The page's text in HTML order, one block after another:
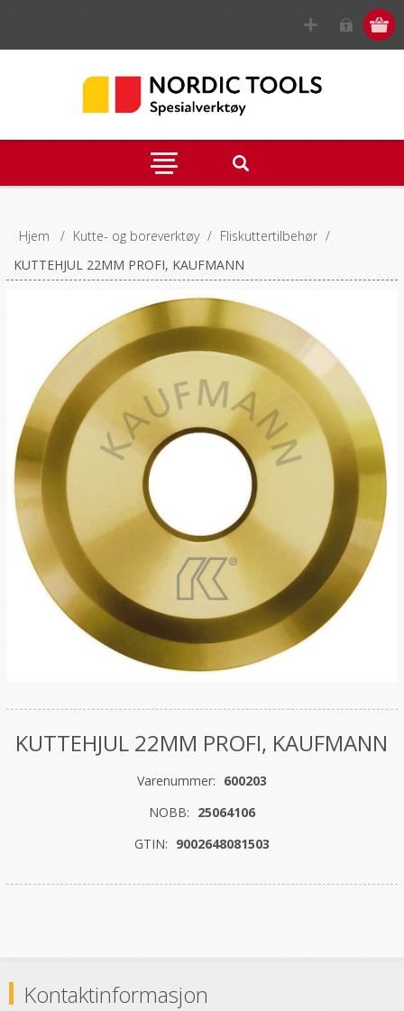
Hjem / Kutte- og boreverktøy / Fliskuttertilbehør /
KUTTEHJUL 22MM PROFI, KAUFMANN
KUTTEHJUL 22MM PROFI, KAUFMANN
Varenummer: 600203
NOBB: 25064106
GTIN: 9002648081503
Kontaktinformasjon